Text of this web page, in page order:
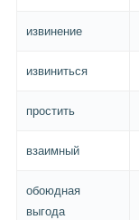
извинение
извиниться
простить
взаимный
обоюдная
выгода